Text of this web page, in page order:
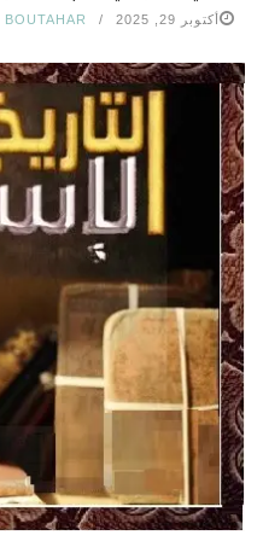
أكتوبر 29, 2025 BOUTAHAR